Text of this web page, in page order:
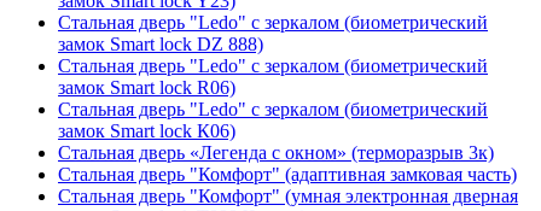
Стальная дверь "Ledo" с зеркалом (биометрический
замок Smart lock DZ 888)
Стальная дверь "Ledo" с зеркалом (биометрический
замок Smart lock R06)
Стальная дверь "Ledo" с зеркалом (биометрический
замок Smart lock К06)
Стальная дверь «Легенда с окном» (терморазрыв 3к)
Стальная дверь "Комфорт" (адаптивная замковая часть)
Стальная дверь "Комфорт" (умная электронная дверная